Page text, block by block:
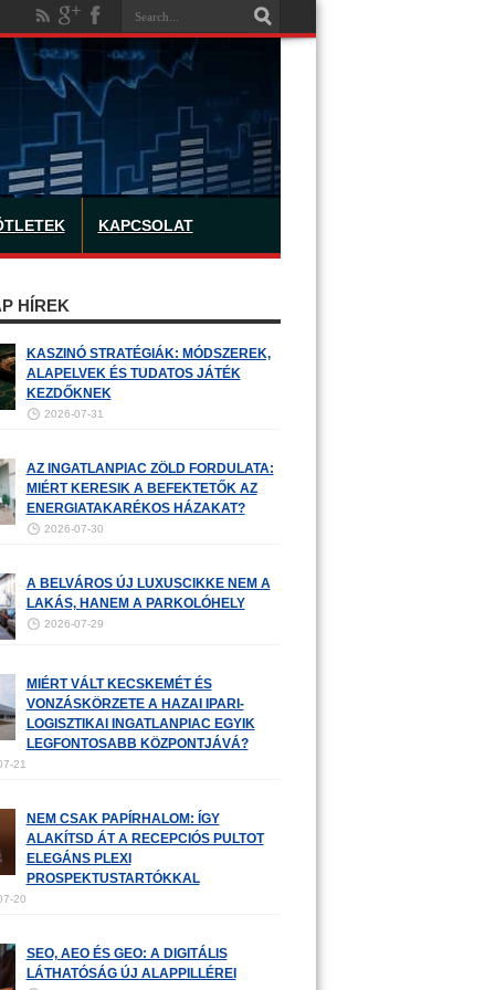
KAPCSOLAT
HÍREK
KASZINÓ STRATÉGIÁK: MÓDSZEREK,
ALAPELVEK ÉS TUDATOS JÁTÉK
KEZDŐKNEK
2026-07-31
AZ INGATLANPIAC ZÖLD FORDULATA:
MIÉRT KERESIK A BEFEKTETŐK AZ
ENERGIATAKARÉKOS HÁZAKAT?
2026-07-30
A BELVÁROS ÚJ LUXUSCIKKE NEM A
LAKÁS, HANEM A PARKOLÓHELY
2026-07-29
MIÉRT VÁLT KECSKEMÉT ÉS
VONZÁSKÖRZETE A HAZAI IPARI-
LOGISZTIKAI INGATLANPIAC EGYIK
LEGFONTOSABB KÖZPONTJÁVÁ?
21
NEM CSAK PAPÍRHALOM: ÍGY
ALAKÍTSD ÁT A RECEPCIÓS PULTOT
ELEGÁNS PLEXI
PROSPEKTUSTARTÓKKAL
20
SEO, AEO ÉS GEO: A DIGITÁLIS
LÁTHATÓSÁG ÚJ ALAPPILLÉREI